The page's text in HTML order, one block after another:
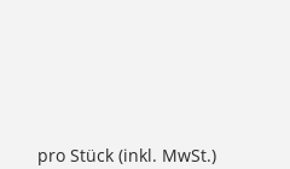
pro Stück (inkl. MwSt.)